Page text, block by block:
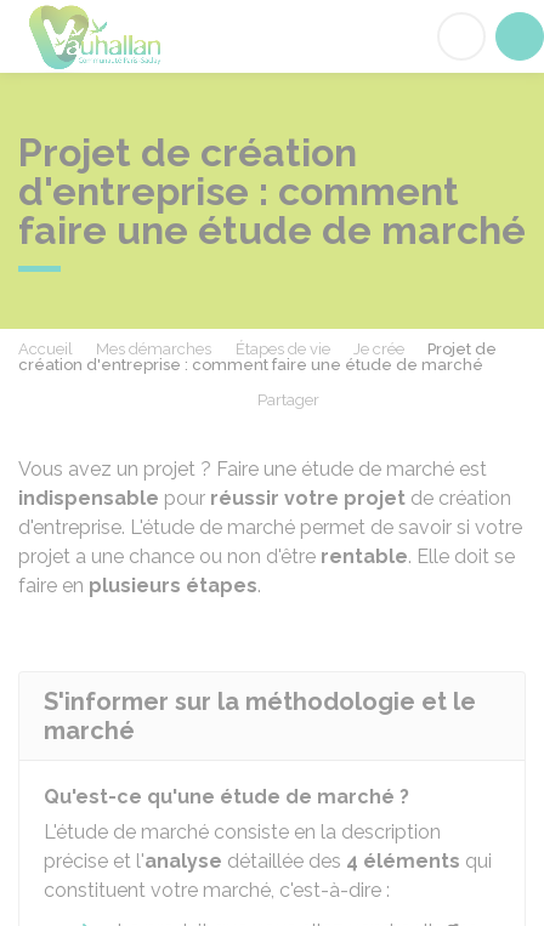
Projet de création
d'entreprise : comment
faire une étude de marché
Accueil Mes démarches Étapes de vie Je crée
Projet de
création d'entreprise : comment faire une étude de marché
Partager
Vous avez un projet ? Faire une étude de marché est
indispensable pour réussir votre projet de création
d'entreprise. L'étude de marché permet de savoir si votre
projet a une chance ou non d'être rentable. Elle doit se
faire en plusieurs étapes.
S'informer sur la méthodologie et le
marché
Qu'est-ce qu'une étude de marché ?
L'étude de marché consiste en la description
précise et l'analyse détaillée des 4 éléments qui
constituent votre marché, c'est-à-dire :